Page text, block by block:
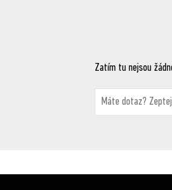
Zatím tu nejsou